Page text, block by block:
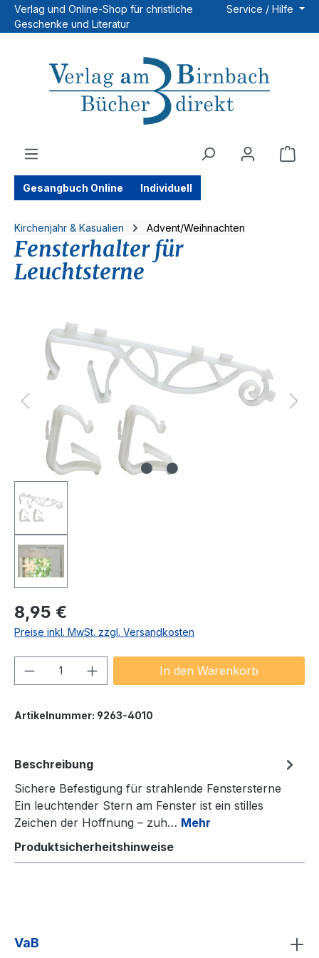
Zum Hauptinhalt springen
Verlag und Online-Shop für christliche
Geschenke und Literatur
Service / Hilfe
Gesangbuch Online Individuell
Kirchenjahr & Kasualien Advent/Weihnachten
Fensterhalter für
Leuchtsterne
Bildergalerie überspringen
Regulärer Preis:
8,95 €
Preise inkl. MwSt. zzgl. Versandkosten
Produkt Anzahl: Gib denIn den Warenkorb
Artikelnummer: 9263-4010
Beschreibung
Sichere Befestigung für strahlende Fenstersterne
Ein leuchtender Stern am Fenster ist ein stilles
Zeichen der Hoffnung – zuh… Mehr
Produktsicherheitshinweise
VaB